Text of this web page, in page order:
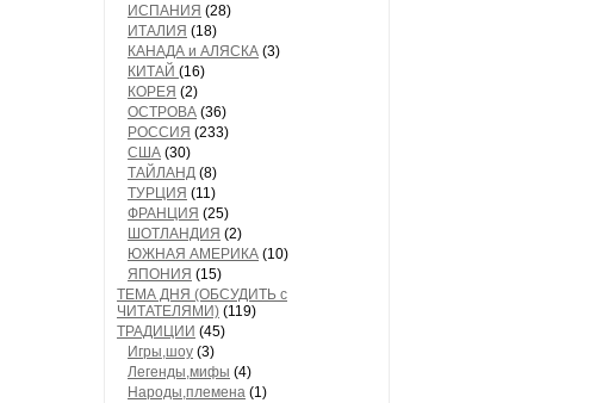
ИСПАНИЯ (28)
ИТАЛИЯ (18)
КАНАДА и АЛЯСКА (3)
КИТАЙ (16)
КОРЕЯ (2)
ОСТРОВА (36)
РОССИЯ (233)
США (30)
ТАЙЛАНД (8)
ТУРЦИЯ (11)
ФРАНЦИЯ (25)
ШОТЛАНДИЯ (2)
ЮЖНАЯ АМЕРИКА (10)
ЯПОНИЯ (15)
ТЕМА ДНЯ (ОБСУДИТЬ с
ЧИТАТЕЛЯМИ) (119)
ТРАДИЦИИ (45)
Игры,шоу (3)
Легенды,мифы (4)
Народы,племена (1)